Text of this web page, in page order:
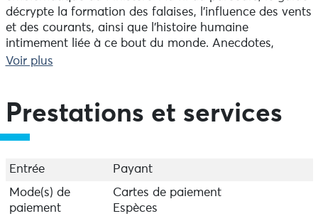
décrypte la formation des falaises, l’influence des vents
et des courants, ainsi que l’histoire humaine
intimement liée à ce bout du monde. Anecdotes,
observations et échanges rythment la visite, pensée
famille, entre terre et mer.
Départ du sémaphore (à 800 m du parking) - Durée 1h
Voir plus
Prestations et services
Entrée
Payant
Mode(s) de
paiement
Cartes de paiement
Espèces